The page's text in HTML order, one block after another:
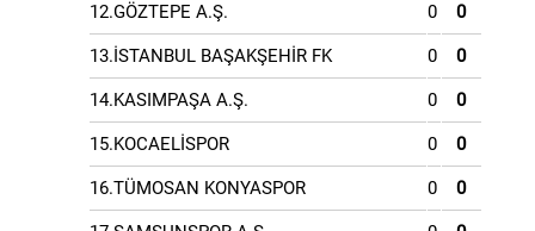
12.GÖZTEPE A.Ş. 0 0
13.İSTANBUL BAŞAKŞEHİR FK 0 0
14.KASIMPAŞA A.Ş. 0 0
15.KOCAELİSPOR 0 0
16.TÜMOSAN KONYASPOR 0 0